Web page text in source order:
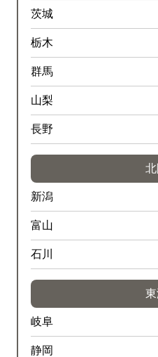
茨城
栃木
群馬
山梨
長野
新潟
富山
石川
岐阜
静岡